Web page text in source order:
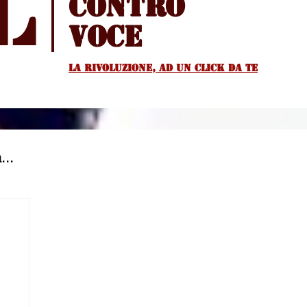
voce
La rivoluzione, ad un Click da te